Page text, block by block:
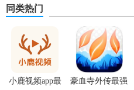
同类热门
小鹿视频app最
豪血寺外传最强